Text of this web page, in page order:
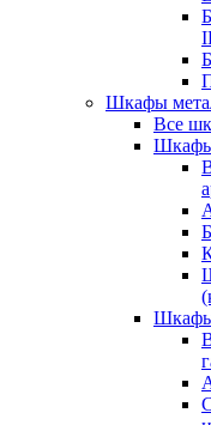
Шкафы
Все
Шкафы
Шкафы